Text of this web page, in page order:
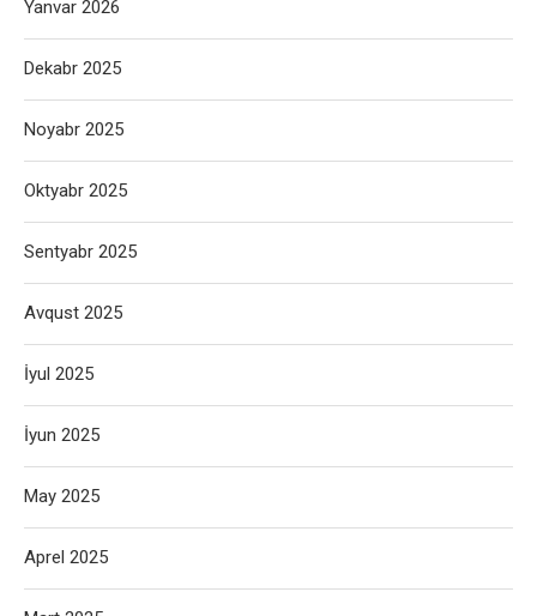
Yanvar 2026
Dekabr 2025
Noyabr 2025
Oktyabr 2025
Sentyabr 2025
Avqust 2025
İyul 2025
İyun 2025
May 2025
Aprel 2025